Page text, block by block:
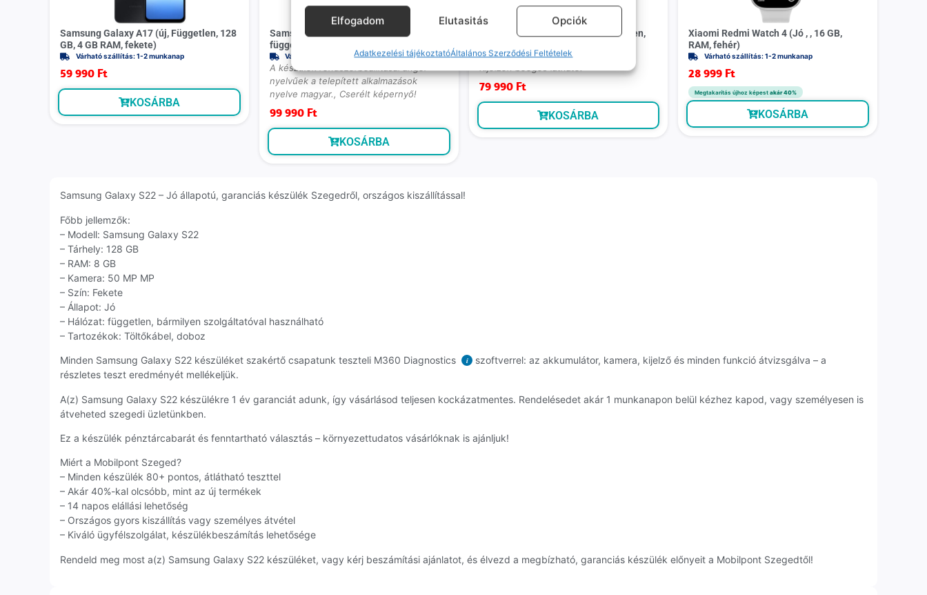
Elfogadom Elutasitás Opciók
Adatkezelési tájékoztatóÁltalános Szerződési Feltételek
Samsung Galaxy A17 (új, Független, 128
GB, 4 GB RAM, fekete)
Várható szállítás: 1-2 munkanap
59 990 Ft
KOSÁRBA
Samsung Galaxy S21 Ultra (újszerű,
független, 128GB, 12GB RAM, Fekete)
Várható szállítás: 1-2 munkanap
A készülék rendszerbeállításai angol
nyelvűek a telepített alkalmazások
nyelve magyar., Cserélt képernyő!
99 990 Ft
KOSÁRBA
Samsung Galaxy S22+ (Jó, Független,
Várható szállítás: 1-2 munkanap
79 990 Ft
KOSÁRBA
Xiaomi Redmi Watch 4 (Jó , , 16 GB,
RAM, fehér)
Várható szállítás: 1-2 munkanap
28 999 Ft
Megtakarítás újhoz képestakár 40%
KOSÁRBA
Samsung Galaxy S22 – Jó állapotú, garanciás készülék Szegedről, országos kiszállítással!
Főbb jellemzők:
– Modell: Samsung Galaxy S22
– Tárhely: 128 GB
– RAM: 8 GB
– Kamera: 50 MP MP
– Szín: Fekete
– Állapot: Jó
– Hálózat: független, bármilyen szolgáltatóval használható
– Tartozékok: Töltőkábel, doboz
Minden Samsung Galaxy S22 készüléket szakértő csapatunk teszteli M360 Diagnostics i
szoftverrel: az akkumulátor, kamera, kijelző és minden funkció átvizsgálva – a
részletes teszt eredményét mellékeljük.
A(z) Samsung Galaxy S22 készülékre 1 év garanciát adunk, így vásárlásod teljesen kockázatmentes. Rendelésedet akár 1 munkanapon belül kézhez kapod, vagy személyesen is
átveheted szegedi üzletünkben.
Ez a készülék pénztárcabarát és fenntartható választás – környezettudatos vásárlóknak is ajánljuk!
Miért a Mobilpont Szeged?
– Minden készülék 80+ pontos, átlátható teszttel
– Akár 40%-kal olcsóbb, mint az új termékek
– 14 napos elállási lehetőség
– Országos gyors kiszállítás vagy személyes átvétel
– Kiváló ügyfélszolgálat, készülékbeszámítás lehetősége
Rendeld meg most a(z) Samsung Galaxy S22 készüléket, vagy kérj beszámítási ajánlatot, és élvezd a megbízható, garanciás készülék előnyeit a Mobilpont Szegedtől!